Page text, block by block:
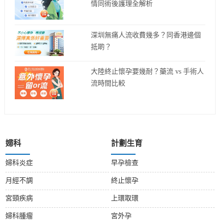
情同術後護理全解析
深圳無痛人流收費幾多？同香港邊個
抵啲？
大陸終止懷孕要幾耐？藥流 vs 手術人
流時間比較
婦科
婦科炎症
月經不調
宮頸疾病
婦科腫瘤
計劃生育
早孕檢查
終止懷孕
上環取環
宮外孕